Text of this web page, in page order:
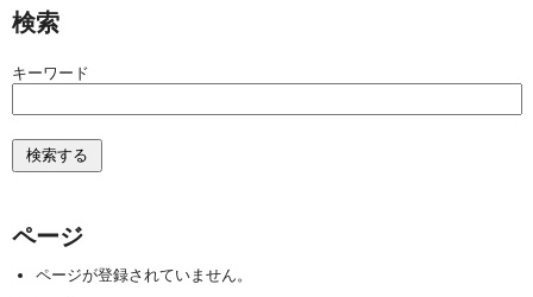
検索
キーワード
ページ
ページが登録されていません。